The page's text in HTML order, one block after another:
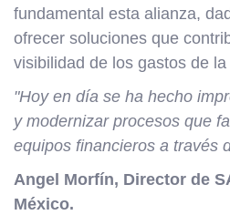
fundamental esta alianza,
ofrecer soluciones que
visibilidad de los gastos de
"Hoy en día se ha hecho
y modernizar procesos que
equipos financieros a través
Angel Morfín, Director de
México.